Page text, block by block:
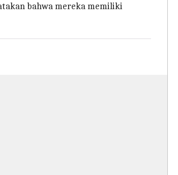
bahwa mereka memiliki